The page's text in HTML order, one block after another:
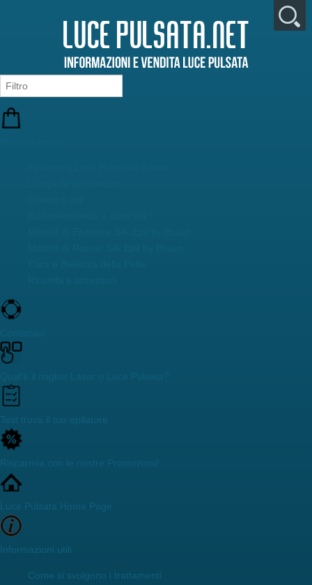
Risparmia con le nostre Promozioni!
Luce Pulsata Home Page
Informazioni utili
Come si svolgono i trattamenti